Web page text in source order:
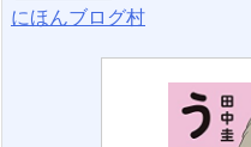
にほんブログ村